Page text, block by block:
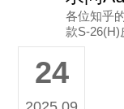
各位知乎
款S-26(H)
概是
E
24